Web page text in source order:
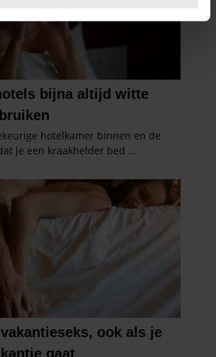
om content en advertenties te
functies voor social media te bieden
te analyseren. Ook delen we
gebruik van onze site met onze
media, adverteren en analyse. Deze
gegevens combineren met andere
ze heeft verstrekt of die ze hebben
onze cookies als u onze website blijft